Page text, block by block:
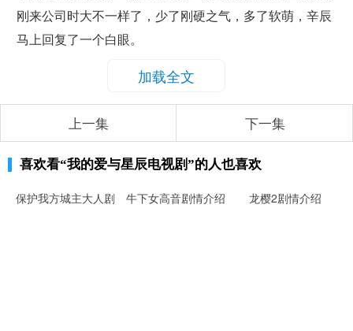
刚来公司时大不一样了，少了刚硬之气，多了软萌，辛辰
马上回复了一个白眼。
加载全文
上一集 下一集
喜欢看“我的爱与星辰电视剧”的人也喜欢
保护我方城主大人剧
牛下女高音剧情介绍 龙樱2剧情介绍